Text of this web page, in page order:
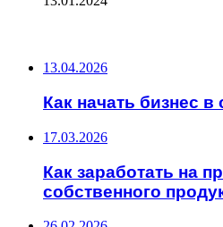
13.04.2026
Как начать бизнес
17.03.2026
Как заработать на
собственного